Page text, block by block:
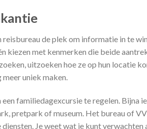
de plek om informatie in te
kiezen met kenmerken die beide
uitzoeken hoe ze op hun locatie
uniek maken.
familiedagexcursie te regelen. Bijna
pretpark of museum. Het bureau of
Je weet wat je kunt verwachten